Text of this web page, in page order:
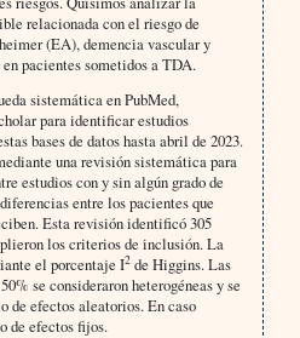
relacionada con el riesgo de
(EA), demencia vascular y
pacientes sometidos a TDA.
sistemática en PubMed,
para identificar estudios
bases de datos hasta abril de 2023.
una revisión sistemática para
estudios con y sin algún grado de
entre los pacientes que
Esta revisión identificó 305
los criterios de inclusión. La
el porcentaje I2de Higgins. Las
se consideraron heterogéneas y se
de efectos aleatorios. En caso
de efectos fijos.